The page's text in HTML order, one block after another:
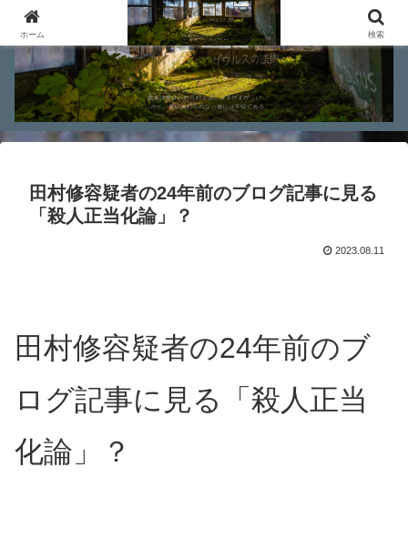
田村修容疑者の24年前のブログ記事に見る
「殺人正当化論」？
2023.08.11
田村修容疑者の24年前のブ
ログ記事に見る「殺人正当
化論」？
ホーム 検索